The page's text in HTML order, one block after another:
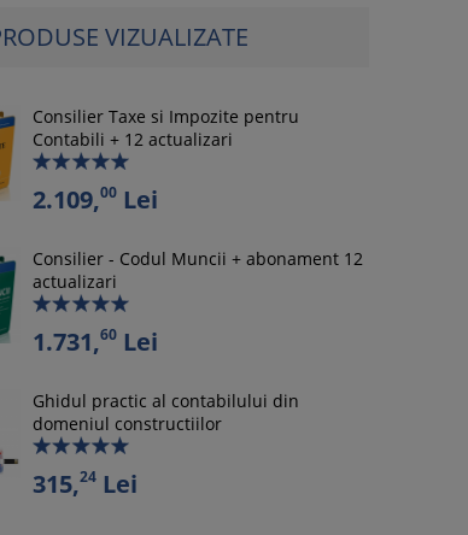
VIZUALIZATE
Consilier Taxe si Impozite pentru
Contabili + 12 actualizari
2.109,00Lei
Consilier - Codul Muncii + abonament 12
actualizari
1.731,60Lei
Ghidul practic al contabilului din
domeniul constructiilor
315,24Lei